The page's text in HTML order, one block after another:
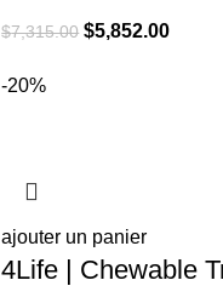
$7,315.00 El
$5,852.00El
-20%
ajouter un panier
4Life | Chewable